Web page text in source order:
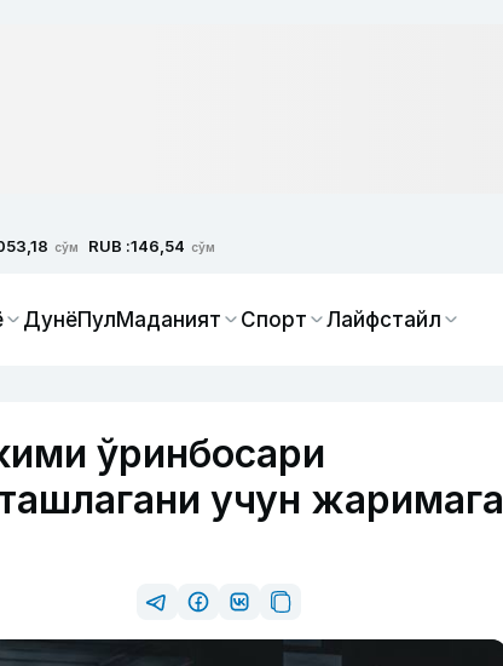
сўм RUB :146,54 сўм
ДунёПулМаданият Спорт Лайфстайл
ўринбосари
учун жаримага